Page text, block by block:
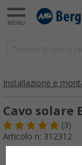
Installazione e
Cavo solare
(3)
Articolo n: 312312